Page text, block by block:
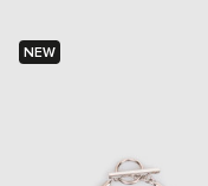
NEW